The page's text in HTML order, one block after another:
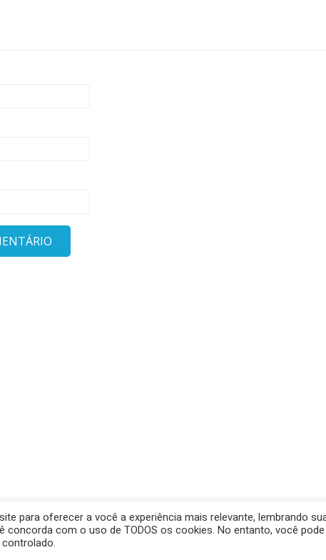
© 2026 Barra de Santana- Prefeitura
para oferecer a você a experiência mais relevante, lembrando
concorda com o uso de TODOS os cookies. No entanto, você